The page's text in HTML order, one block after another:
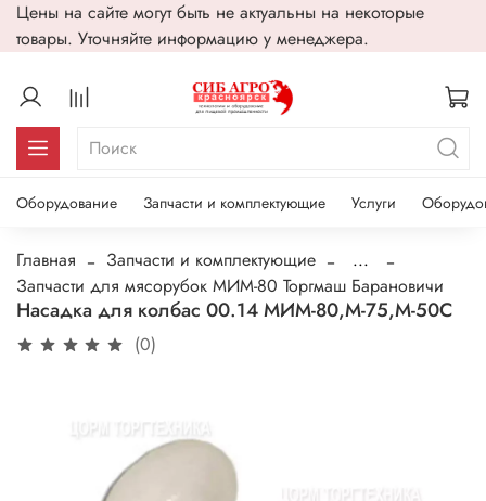
Цены на сайте могут быть не актуальны на некоторые
товары. Уточняйте информацию у менеджера.
Оборудование Запчасти и комплектующие Услуги
Главная Запчасти и комплектующие
...
Запчасти для мясорубок МИМ-80 Торгмаш Барановичи
Насадка для колбас 00.14 МИМ-80,М-75,М-50С
(0)